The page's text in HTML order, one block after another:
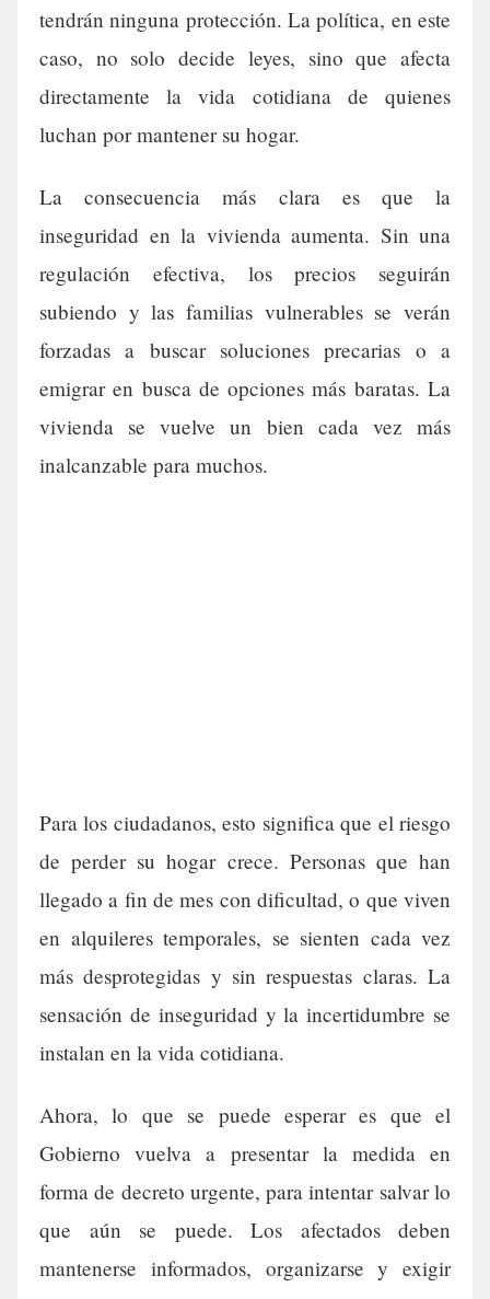
tendrán ninguna protección. La política, en este
caso, no solo decide leyes, sino que afecta
directamente la vida cotidiana de quienes
luchan por mantener su hogar.
La consecuencia más clara es que la
inseguridad en la vivienda aumenta. Sin una
regulación efectiva, los precios seguirán
subiendo y las familias vulnerables se verán
forzadas a buscar soluciones precarias o a
emigrar en busca de opciones más baratas. La
vivienda se vuelve un bien cada vez más
inalcanzable para muchos.
Para los ciudadanos, esto significa que el riesgo
de perder su hogar crece. Personas que han
llegado a fin de mes con dificultad, o que viven
en alquileres temporales, se sienten cada vez
más desprotegidas y sin respuestas claras. La
sensación de inseguridad y la incertidumbre se
instalan en la vida cotidiana.
Ahora, lo que se puede esperar es que el
Gobierno vuelva a presentar la medida en
forma de decreto urgente, para intentar salvar lo
que aún se puede. Los afectados deben
mantenerse informados, organizarse y exigir